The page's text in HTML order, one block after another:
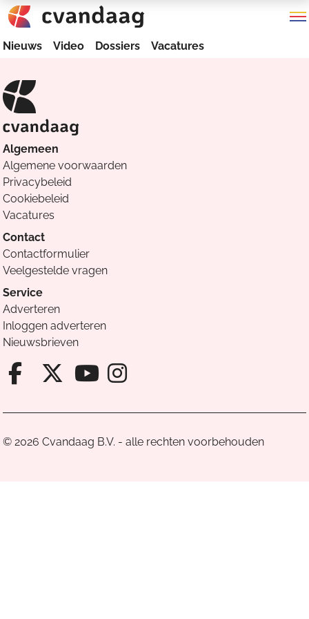
Nieuws Video Dossiers Vacatures
Algemeen
Algemene voorwaarden
Privacybeleid
Cookiebeleid
Vacatures
Contact
Contactformulier
Veelgestelde vragen
Service
Adverteren
Inloggen adverteren
Nieuwsbrieven
Facebook van Cvandaag
X van Cvandaag
Instagram van
© 2026 Cvandaag B.V. - alle rechten voorbehouden